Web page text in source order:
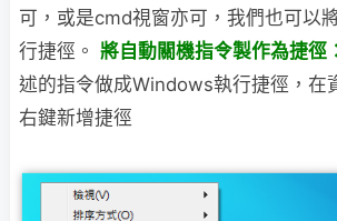
可，或是cmd視窗亦可，我們也可以
行捷徑。 將自動關機指令製作為捷徑
述的指令做成Windows執行捷徑，在
右鍵新增捷徑